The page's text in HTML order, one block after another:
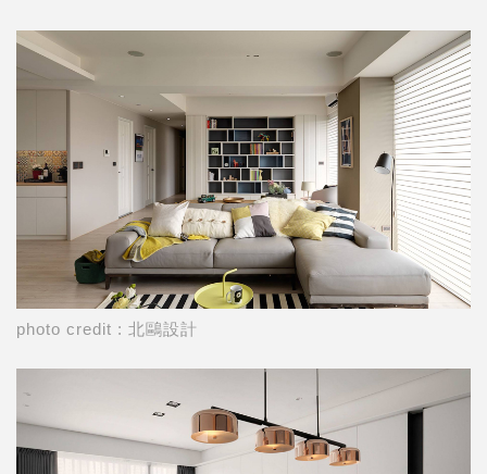
photo credit : 北鷗設計